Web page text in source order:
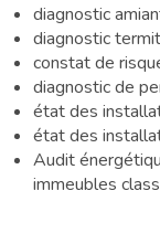
diagnostic
diagnostic
constat de
diagnostic de
état des
état des
Audit
immeubles